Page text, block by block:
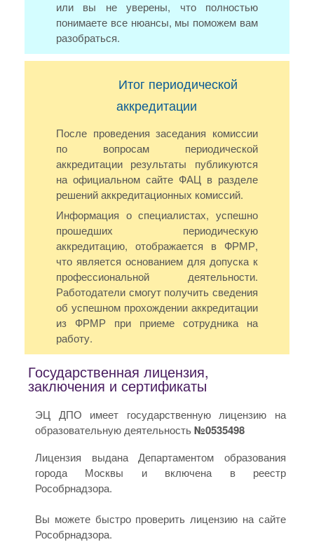
или вы не уверены, что полностью
понимаете все нюансы, мы поможем вам
разобраться.
Итог периодической
аккредитации
После проведения заседания комиссии
по вопросам периодической
аккредитации результаты публикуются
на официальном сайте ФАЦ в разделе
решений аккредитационных комиссий.
Информация о специалистах, успешно
прошедших периодическую
аккредитацию, отображается в ФРМР,
что является основанием для допуска к
профессиональной деятельности.
Работодатели смогут получить сведения
об успешном прохождении аккредитации
из ФРМР при приеме сотрудника на
работу.
Государственная лицензия,
заключения и сертификаты
ЭЦ ДПО имеет государственную лицензию на
образовательную деятельность№0535498
Лицензия выдана Департаментом образования
города Москвы и включена в реестр
Рособрнадзора.
Вы можете быстро проверить лицензию на сайте
Рособрнадзора.